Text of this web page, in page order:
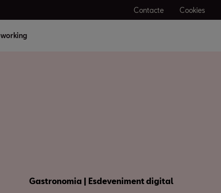
Contacte Cookies
Gastronomia | Esdeveniment digital